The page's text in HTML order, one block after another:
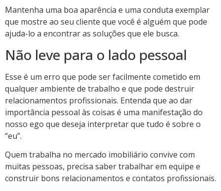
Mantenha uma boa aparência e uma conduta exemplar
que mostre ao seu cliente que você é alguém que pode
ajuda-lo a encontrar as soluções que ele busca.
Não leve para o lado pessoal
Esse é um erro que pode ser facilmente cometido em
qualquer ambiente de trabalho e que pode destruir
relacionamentos profissionais. Entenda que ao dar
importância pessoal às coisas é uma manifestação do
nosso ego que deseja interpretar que tudo é sobre o
“eu”.
Quem trabalha no mercado imobiliário convive com
muitas pessoas, precisa saber trabalhar em equipe e
construir bons relacionamentos e contatos profissionais.